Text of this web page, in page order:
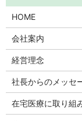
HOME
会社案内
経営理念
社長からのメッセ
在宅医療に取り組